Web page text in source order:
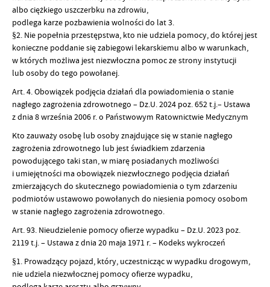
albo ciężkiego uszczerbku na zdrowiu,
podlega karze pozbawienia wolności do lat 3.
§2. Nie popełnia przestępstwa, kto nie udziela pomocy, do której jest
konieczne poddanie się zabiegowi lekarskiemu albo w warunkach,
w których możliwa jest niezwłoczna pomoc ze strony instytucji
lub osoby do tego powołanej.
Art. 4. Obowiązek podjęcia działań dla powiadomienia o stanie
nagłego zagrożenia zdrowotnego – Dz.U. 2024 poz. 652 t.j.– Ustawa
z dnia 8 września 2006 r. o Państwowym Ratownictwie Medycznym
Kto zauważy osobę lub osoby znajdujące się w stanie nagłego
zagrożenia zdrowotnego lub jest świadkiem zdarzenia
powodującego taki stan, w miarę posiadanych możliwości
i umiejętności ma obowiązek niezwłocznego podjęcia działań
zmierzających do skutecznego powiadomienia o tym zdarzeniu
podmiotów ustawowo powołanych do niesienia pomocy osobom
w stanie nagłego zagrożenia zdrowotnego.
Art. 93. Nieudzielenie pomocy ofierze wypadku – Dz.U. 2023 poz.
2119 t.j. – Ustawa z dnia 20 maja 1971 r. – Kodeks wykroczeń
§1. Prowadzący pojazd, który, uczestnicząc w wypadku drogowym,
nie udziela niezwłocznej pomocy ofierze wypadku,